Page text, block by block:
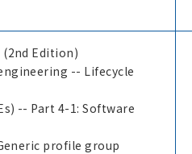
(2nd Edition)
-- Lifecycle
-- Part 4-1: Software
profile group